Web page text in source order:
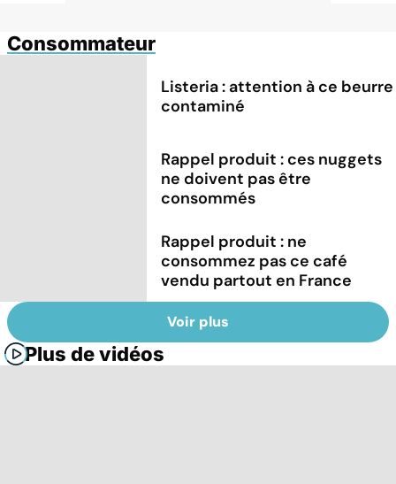
Consommateur
Listeria : attention à ce beurre
contaminé
Rappel produit : ces nuggets
ne doivent pas être
consommés
Rappel produit : ne
consommez pas ce café
vendu partout en France
Voir plus
Plus de vidéos